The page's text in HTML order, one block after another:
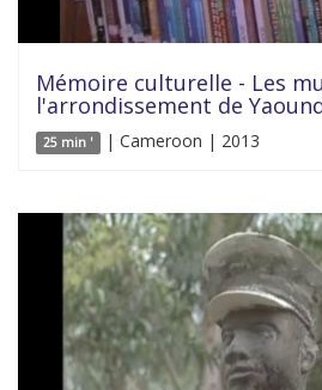
Mémoire culturelle - Les
l'arrondissement de
25 min ' | Cameroon | 2013